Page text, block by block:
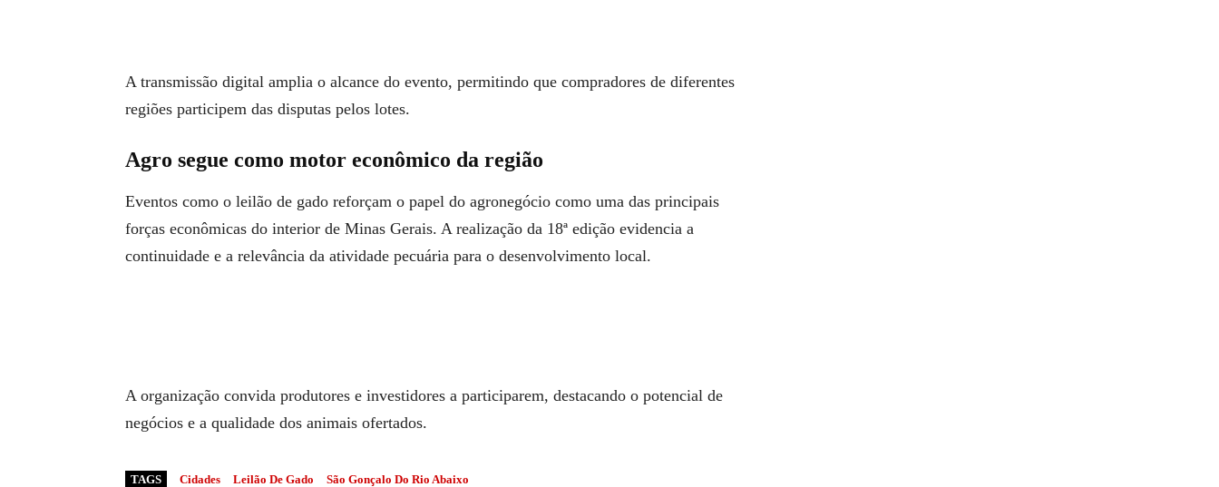
A transmissão digital amplia o alcance do evento, permitindo que compradores de diferentes
regiões participem das disputas pelos lotes.
Agro segue como motor econômico da região
Eventos como o leilão de gado reforçam o papel do agronegócio como uma das principais
forças econômicas do interior de Minas Gerais. A realização da 18ª edição evidencia a
continuidade e a relevância da atividade pecuária para o desenvolvimento local.
A organização convida produtores e investidores a participarem, destacando o potencial de
negócios e a qualidade dos animais ofertados.
TAGS Cidades Leilão De Gado São Gonçalo Do Rio Abaixo